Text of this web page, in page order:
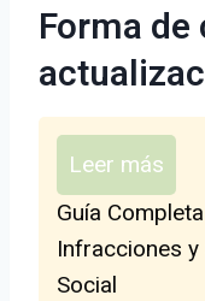
Forma
Leer más
Guía
Infracciones y
Social